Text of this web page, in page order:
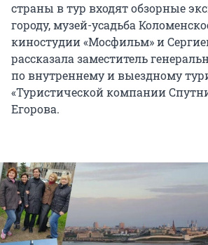
страны в тур входят обзорные
городу, музей-усадьба
киностудии «Мосфильм» и
рассказала заместитель
по внутреннему и выездному
«Туристической компании
Егорова.